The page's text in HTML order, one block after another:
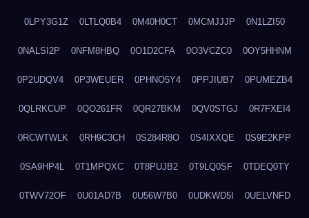
0LPY3G1Z 0LTLQ0B4 0M40H0CT 0MCMJJJP 0N1LZI50
0NALSI2P 0NFM8HBQ 0O1D2CFA 0O3VCZC0 0OY5HHNM
0P2UDQV4 0P3WEUER 0PHNO5Y4 0PPJIUB7 0PUMEZB4
0QLRKCUP 0QO261FR 0QR27BKM 0QV0STGJ 0R7FXEI4
0RCWTWLK 0RH9C3CH 0S284R8O 0S4IXXQE 0S9E2KPP
0SA9HP4L 0T1MPQXC 0T8PUJB2 0T9LQ0SF 0TDEQ0TY
0TWV72OF 0U01AD7B 0U56W7B0 0UDKWD5I 0UELVNFD